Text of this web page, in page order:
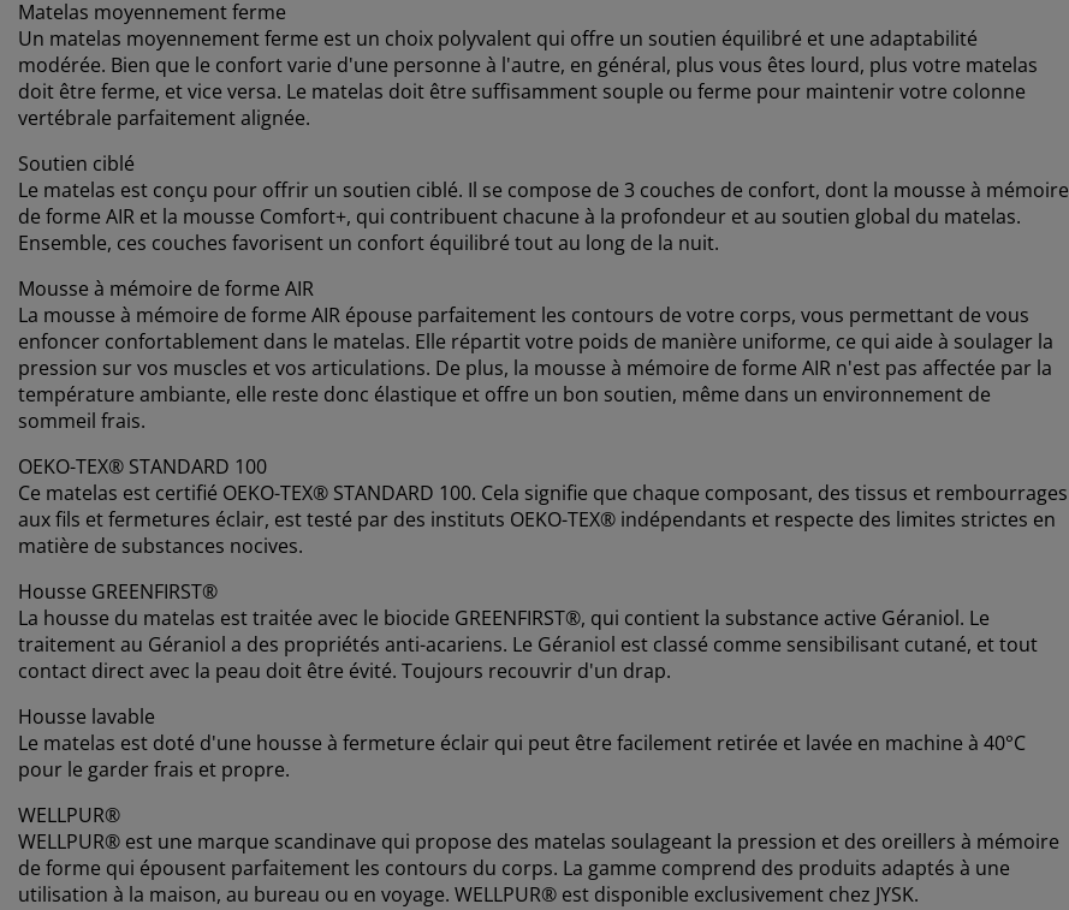
Matelas moyennement ferme
Un matelas moyennement ferme est un choix polyvalent qui offre un soutien équilibré et une adaptabilité
modérée. Bien que le confort varie d'une personne à l'autre, en général, plus vous êtes lourd, plus votre matelas
doit être ferme, et vice versa. Le matelas doit être suffisamment souple ou ferme pour maintenir votre colonne
vertébrale parfaitement alignée.
Soutien ciblé
Le matelas est conçu pour offrir un soutien ciblé. Il se compose de 3 couches de confort, dont la mousse à mémoire
de forme AIR et la mousse Comfort+, qui contribuent chacune à la profondeur et au soutien global du matelas.
Ensemble, ces couches favorisent un confort équilibré tout au long de la nuit.
Mousse à mémoire de forme AIR
La mousse à mémoire de forme AIR épouse parfaitement les contours de votre corps, vous permettant de vous
enfoncer confortablement dans le matelas. Elle répartit votre poids de manière uniforme, ce qui aide à soulager la
pression sur vos muscles et vos articulations. De plus, la mousse à mémoire de forme AIR n'est pas affectée par la
température ambiante, elle reste donc élastique et offre un bon soutien, même dans un environnement de
sommeil frais.
OEKO-TEX® STANDARD 100
Ce matelas est certifié OEKO-TEX® STANDARD 100. Cela signifie que chaque composant, des tissus et rembourrages
aux fils et fermetures éclair, est testé par des instituts OEKO-TEX® indépendants et respecte des limites strictes en
matière de substances nocives.
Housse GREENFIRST®
La housse du matelas est traitée avec le biocide GREENFIRST®, qui contient la substance active Géraniol. Le
traitement au Géraniol a des propriétés anti-acariens. Le Géraniol est classé comme sensibilisant cutané, et tout
contact direct avec la peau doit être évité. Toujours recouvrir d'un drap.
Housse lavable
Le matelas est doté d'une housse à fermeture éclair qui peut être facilement retirée et lavée en machine à 40°C
pour le garder frais et propre.
WELLPUR®
WELLPUR® est une marque scandinave qui propose des matelas soulageant la pression et des oreillers à mémoire
de forme qui épousent parfaitement les contours du corps. La gamme comprend des produits adaptés à une
utilisation à la maison, au bureau ou en voyage. WELLPUR® est disponible exclusivement chez JYSK.